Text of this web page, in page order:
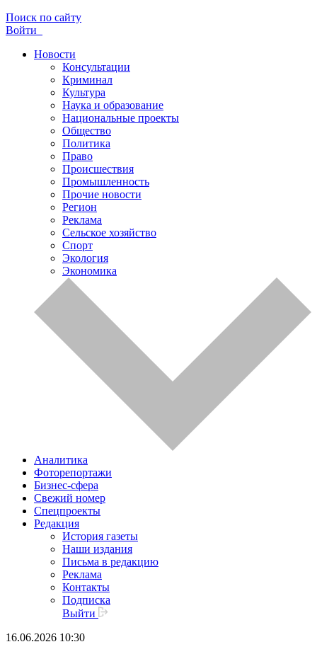
Поиск по сайту
Войти
Новости
Консультации
Криминал
Культура
Наука и образование
Национальные проекты
Общество
Политика
Право
Происшествия
Промышленность
Прочие новости
Регион
Реклама
Сельское хозяйство
Спорт
Экология
Экономика
Аналитика
Фоторепортажи
Бизнес-сфера
Свежий номер
Спецпроекты
Редакция
История газеты
Наши издания
Письма в редакцию
Реклама
Контакты
Подписка
Выйти
16.06.2026 10:30